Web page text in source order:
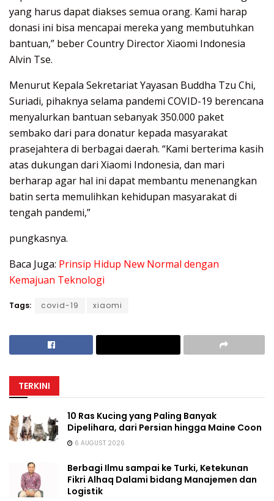
yang harus dapat diakses semua orang. Kami harap
donasi ini bisa mencapai mereka yang membutuhkan
bantuan,” beber Country Director Xiaomi Indonesia
Alvin Tse.
Menurut Kepala Sekretariat Yayasan Buddha Tzu Chi,
Suriadi, pihaknya selama pandemi COVID-19 berencana
menyalurkan bantuan sebanyak 350.000 paket
sembako dari para donatur kepada masyarakat
prasejahtera di berbagai daerah. “Kami berterima kasih
atas dukungan dari Xiaomi Indonesia, dan mari
berharap agar hal ini dapat membantu menenangkan
batin serta memulihkan kehidupan masyarakat di
tengah pandemi,”
pungkasnya.
Baca Juga: Prinsip Hidup New Normal dengan
Kemajuan Teknologi
Tags: covid-19 xiaomi
TERKINI
10 Ras Kucing yang Paling Banyak
Dipelihara, dari Persian hingga Maine Coon
6 AUGUST 2026
Berbagi Ilmu sampai ke Turki, Ketekunan
Fikri Alhaq Dalami bidang Manajemen dan
Logistik